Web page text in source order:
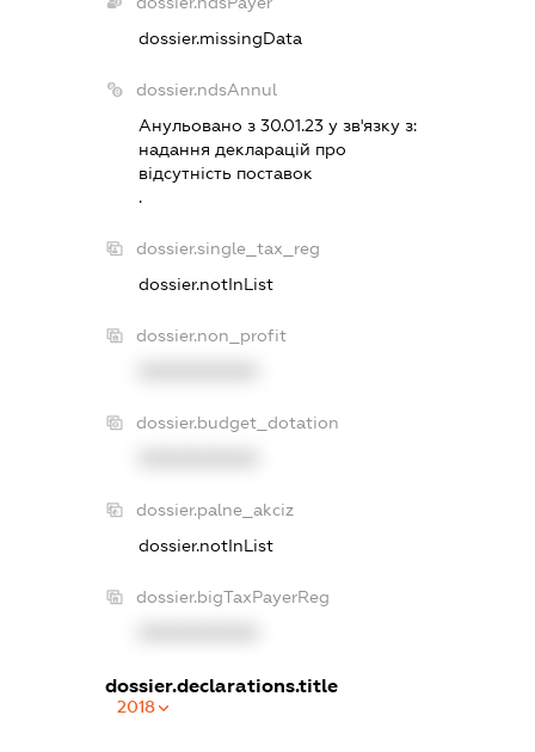
dossier.missingData
dossier.ndsAnnul
Анульовано з 30.01.23 у зв'язку з:
надання декларацiй про
вiдсутнiсть поставок
.
dossier.single_tax_reg
dossier.notInList
dossier.non_profit
dossier.budget_dotation
dossier.palne_akciz
dossier.notInList
dossier.bigTaxPayerReg
dossier.declarations.title
2018